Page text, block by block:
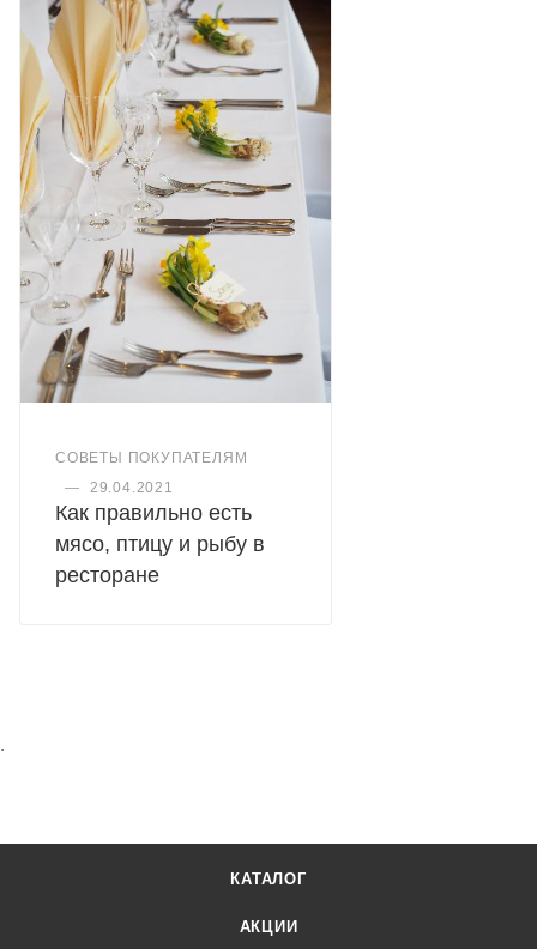
СОВЕТЫ ПОКУПАТЕЛЯМ
—
29.04.2021
Как правильно есть
мясо, птицу и рыбу в
ресторане
.
КАТАЛОГ
АКЦИИ